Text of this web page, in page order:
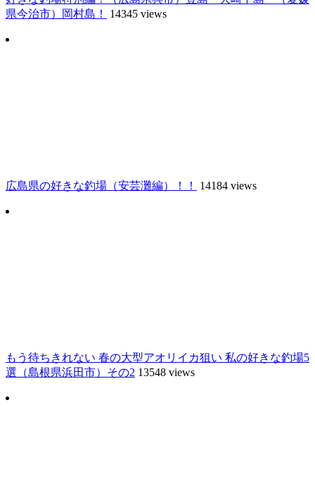
県今治市）岡村島！
14345 views
広島県の好きな釣場（安芸灘編）！！ 14184 views
もう待ちきれない 春の大型アオリイカ狙い 私の好きな釣場5
選（島根県浜田市）その2 13548 views